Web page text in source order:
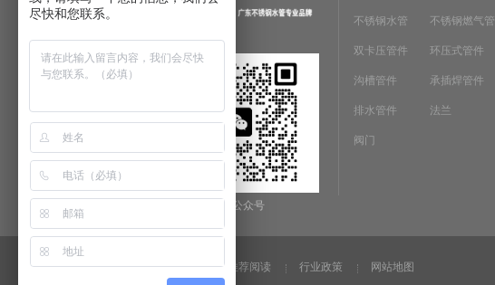
微信公众号
不锈钢水管 不锈钢燃气管
双卡压管件 环压式管件
沟槽管件 承插焊管件
排水管件 法兰
阀门
法律声明 推荐阅读 行业政策 网站地图
尽快和您联系。